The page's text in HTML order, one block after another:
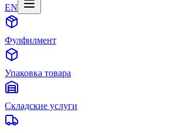
EN
Фулфилмент
Упаковка товара
Складские услуги